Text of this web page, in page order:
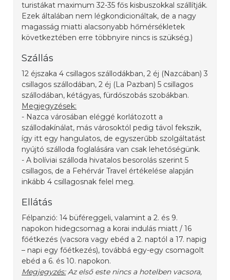
turistákat maximum 32-35 fős kisbuszokkal szállítják.
Ezek általában nem légkondicionáltak, de a nagy
magasság miatti alacsonyabb hőmérsékletek
következtében erre többnyire nincs is szükség.)
Szállás
12 éjszaka 4 csillagos szállodákban, 2 éj (Nazcában) 3
csillagos szállodában, 2 éj (La Pazban) 5 csillagos
szállodában, kétágyas, fürdőszobás szobákban.
Megjegyzések:
- Nazca városában eléggé korlátozott a
szállodakínálat, más városoktól pedig távol fekszik,
így itt egy hangulatos, de egyszerűbb szolgáltatást
nyújtó szálloda foglalására van csak lehetőségünk.
- A bolíviai szálloda hivatalos besorolás szerint 5
csillagos, de a Fehérvár Travel értékelése alapján
inkább 4 csillagosnak felel meg.
Ellátás
Félpanzió: 14 büféreggeli, valamint a 2. és 9.
napokon hidegcsomag a korai indulás miatt / 16
főétkezés (vacsora vagy ebéd a 2. naptól a 17. napig
– napi egy főétkezés), továbbá egy-egy csomagolt
ebéd a 6. és 10. napokon.
Megjegyzés:Az első este nincs a hotelben vacsora,